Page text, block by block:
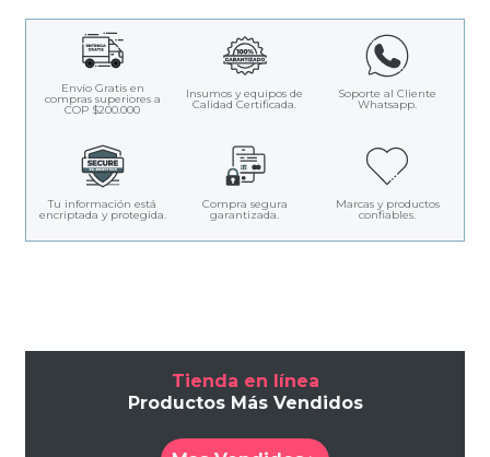
Envío Gratis en
compras superiores a
COP $200.000
Insumos y equipos de
Calidad Certificada.
Soporte al Cliente
Whatsapp.
Tu información está
encriptada y protegida.
Compra segura
garantizada.
Marcas y productos
confiables.
Tienda en línea
Productos Más Vendidos